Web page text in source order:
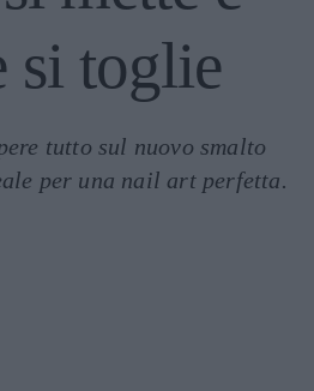
si toglie
tutto sul nuovo smalto
per una nail art perfetta.